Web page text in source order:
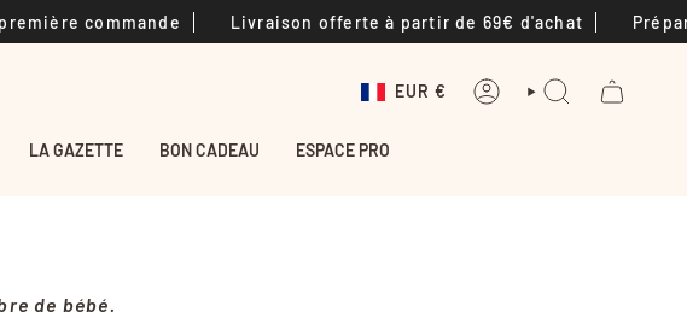
commande Livraison offerte à partir de 69€ d'achat
Devise
EUR € COMPTE RECHERCHE
LA GAZETTE BON CADEAU ESPACE PRO
de bébé.